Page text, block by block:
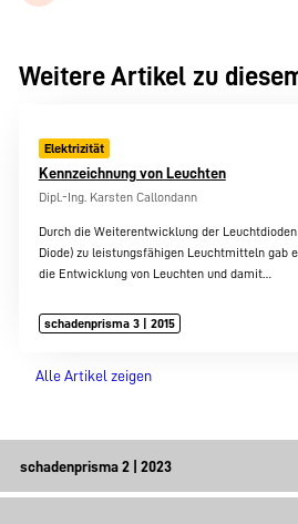
Weitere Artikel zu
Elektrizität
Kennzeichnung von Leuchten
Dipl.-Ing. Karsten Callondann
Durch die Weiterentwicklung der
Diode) zu leistungsfähigen Leuchtmitteln gab
die Entwicklung von Leuchten und damit…
schadenprisma 3 | 2015
Alle Artikel zeigen